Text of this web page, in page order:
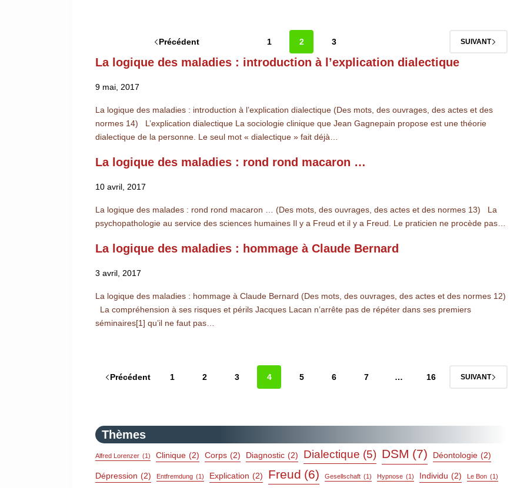
Précédent 1 2 3 SUIVANT
La logique des maladies : introduction à l’explication dialectique
9 mai, 2017
La logique des maladies : introduction à l’explication dialectique (Des mots, des ouvrages, des actes et des
normes 14) L’explication dialectique La sociologie clinique que Jean Gagnepain propose est une théorie
dialectique de la personne. Le seul mot « dialectique » fait déjà…
La logique des maladies : rond rond macaron …
10 avril, 2017
La logique des malades : rond rond macaron … (Des mots, des ouvrages, des actes et des normes 13) La
psychopathologie au service des sciences humaines Il y a Freud et il y a Freud. Le praticien ne procède pas…
La logique des maladies : hommage à Claude Bernard
3 avril, 2017
La logique des maladies : hommage à Claude Bernard (Des mots, des ouvrages, des actes et des normes 12)
La compréhension à ses risques et périls Jacques Lacan n’arrête pas de répéter dans ses premiers
séminaires[1] qu’il ne faut pas…
Précédent 1 2 3 4 5 6 7 … 16 SUIVANT
Thèmes
Alfred Lorenzer (1) Clinique (2) Corps (2) Diagnostic (2) Dialectique (5) DSM (7) Déontologie (2)
Dépression (2) Entfremdung (1) Explication (2) Freud (6) Gesellschaft (1) Hypnose (1) Individu (2) Le Bon (1)